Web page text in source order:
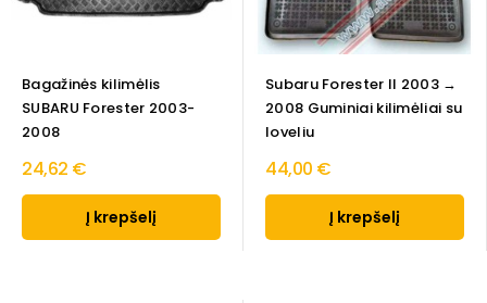
Bagažinės kilimėlis
SUBARU Forester 2003-
2008
24,62 €
Į krepšelį
Subaru Forester II 2003 →
2008 Guminiai kilimėliai su
loveliu
44,00 €
Į krepšelį